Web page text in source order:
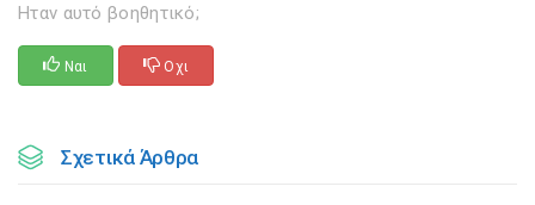
Ηταν αυτό βοηθητικό;
Ναι Οχι
Σχετικά Άρθρα